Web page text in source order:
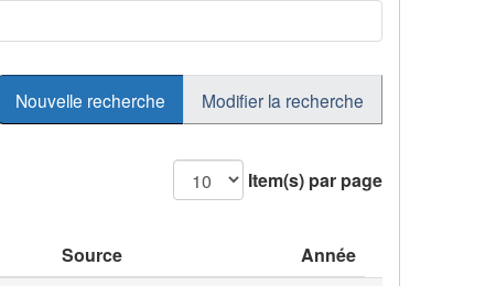
Nouvelle recherche Modifier la recherche
Item(s) par page
Source
Année